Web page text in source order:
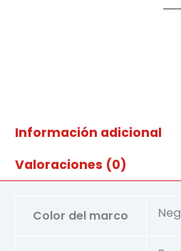
Información adicional
Valoraciones (0)
Color del marco